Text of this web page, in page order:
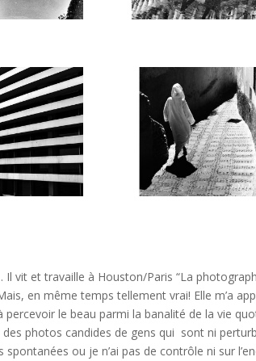
vit et travaille à Houston/Paris “La
en même temps tellement vrai! Elle m’a
le beau parmi la banalité de la vie
photos candides de gens qui sont ni
ou je n’ai pas de contrôle ni sur